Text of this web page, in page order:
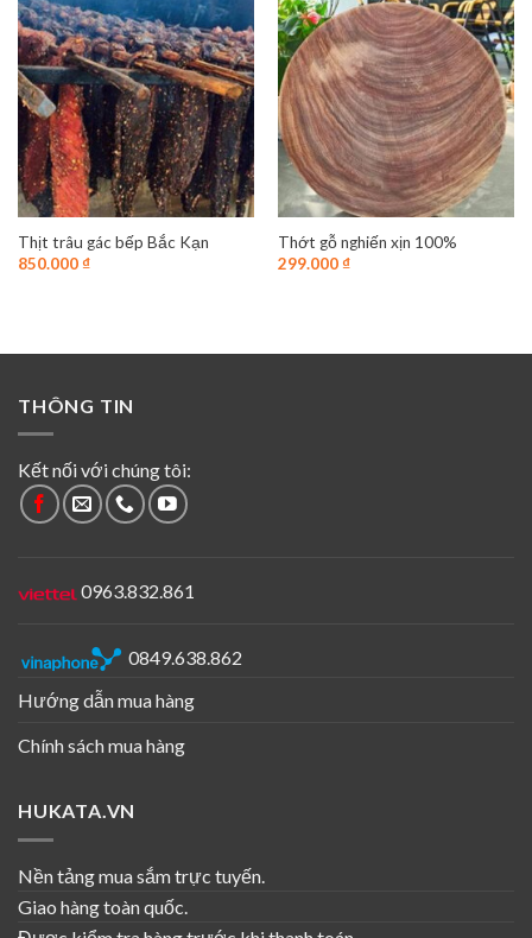
Thịt trâu gác bếp Bắc Kạn
850.000₫
Thớt gỗ nghiến xịn 100%
299.000₫
THÔNG TIN
Kết nối với chúng tôi:
0963.832.861
0849.638.862
Hướng dẫn mua hàng
Chính sách mua hàng
HUKATA.VN
Nền tảng mua sắm trực tuyến.
Giao hàng toàn quốc.